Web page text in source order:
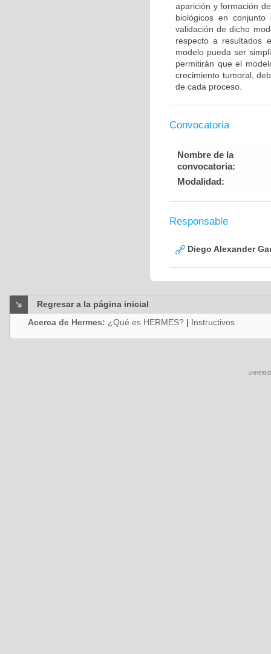
aparición y formación
biológicos en
validación de dicho
respecto a resultados
modelo pueda ser
permitirán que el
crecimiento tumoral,
de cada proceso.
Convocatoria
Nombre de la
convocatoria:
Modalidad:
Responsable
Diego Alexander
Regresar a la página inicial
Acerca de Hermes: ¿Qué es HERMES? | Instructivos